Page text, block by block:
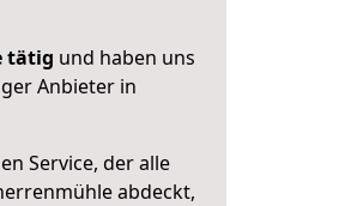
tätig und haben uns
Anbieter in
Service, der alle
abdeckt,